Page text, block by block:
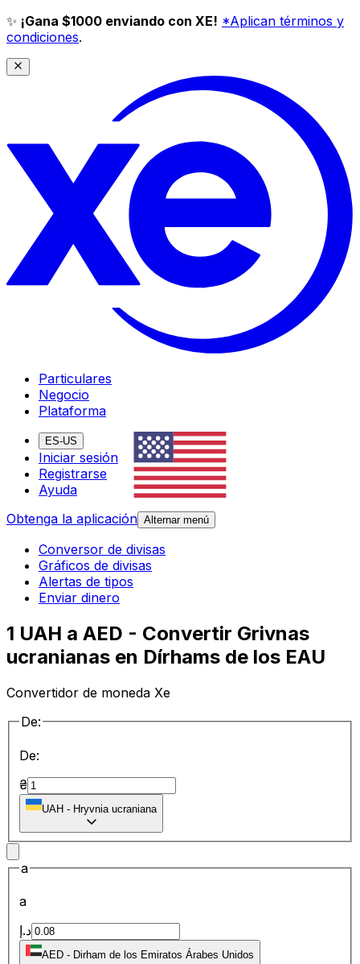
✨ ¡Gana $1000 enviando con XE! *Aplican términos y
condiciones.
Particulares
Negocio
Plataforma
ES-US
Iniciar sesión
Registrarse
Ayuda
Obtenga la aplicación Alternar menú
Conversor de divisas
Gráficos de divisas
Alertas de tipos
Enviar dinero
1 UAH a AED - Convertir Grivnas
ucranianas en Dírhams de los EAU
Convertidor de moneda Xe
De:
De:
₴
UAH - Hryvnia ucraniana
a
a
د.إ
AED - Dirham de los Emiratos Árabes Unidos